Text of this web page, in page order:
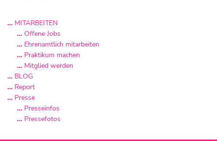
MITARBEITEN
Offene Jobs
Ehrenamtlich mitarbeiten
Praktikum machen
Mitglied werden
BLOG
Report
Presse
Presseinfos
Pressefotos